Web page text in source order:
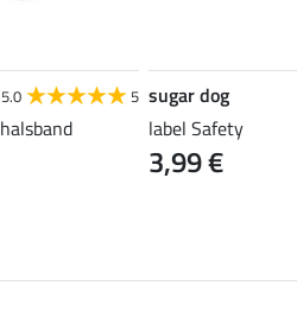
5.0 5 sugar dog
label Safety
3,99 €